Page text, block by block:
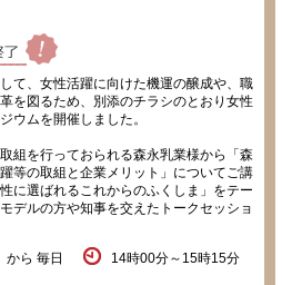
て、女性活躍に向けた機運の醸成や、職
を図るため、別添のチラシのとおり女性
ウムを開催しました。
組を行っておられる森永乳業様から「森
等の取組と企業メリット」についてご講
に選ばれるこれからのふくしま」をテー
デルの方や知事を交えたトークセッショ
ら 毎日 14時00分～15時15分